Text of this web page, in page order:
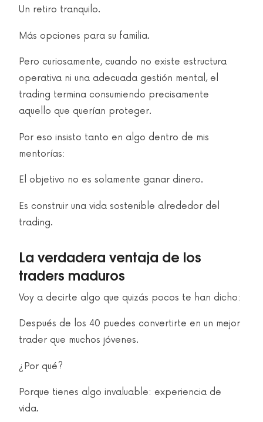
Un retiro tranquilo.
Más opciones para su familia.
Pero curiosamente, cuando no existe estructura
operativa ni una adecuada gestión mental, el
trading termina consumiendo precisamente
aquello que querían proteger.
Por eso insisto tanto en algo dentro de mis
mentorías:
El objetivo no es solamente ganar dinero.
Es construir una vida sostenible alrededor del
trading.
La verdadera ventaja de los
traders maduros
Voy a decirte algo que quizás pocos te han dicho:
Después de los 40 puedes convertirte en un mejor
trader que muchos jóvenes.
¿Por qué?
Porque tienes algo invaluable: experiencia de
vida.